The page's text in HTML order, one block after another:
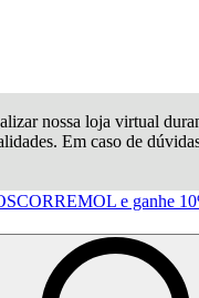
nossa loja virtual
Em caso de
e ganhe